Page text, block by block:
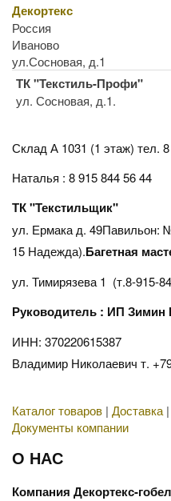
Декортекс
Россия
Иваново
ул.Сосновая, д.1
ТК "Текстиль-Профи"
ул. Сосновая, д.1.
Склад А 1031 (1 этаж) тел.
Наталья : 8 915 844 56 44
ТК "Текстильщик"
ул. Ермака д. 49Павильон:
15 Надежда).Багетная
ул. Тимирязева 1 (т.8-915-
Руководитель : ИП Зимин
ИНН: 370220615387
Владимир Николаевич т.
Каталог товаров | Доставка |
Документы компании
О НАС
Компания Декортекс-